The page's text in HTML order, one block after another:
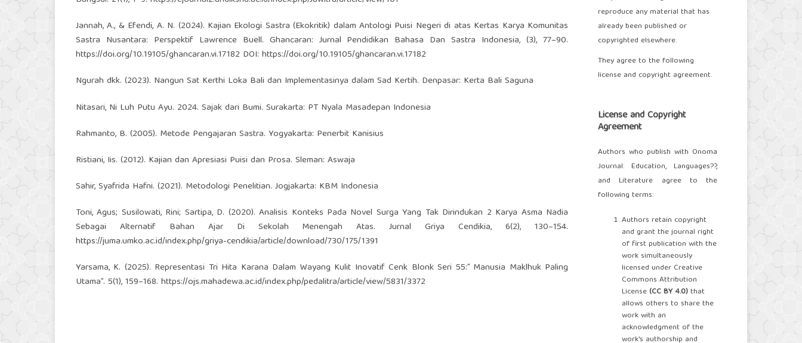
Jannah, A., & Efendi, A. N. (2024). Kajian Ekologi Sastra (Ekokritik) dalam Antologi Puisi Negeri di atas Kertas Karya Komunitas
Sastra Nusantara: Perspektif Lawrence Buell. Ghancaran: Jurnal Pendidikan Bahasa Dan Sastra Indonesia, (3), 77–90.
https://doi.org/10.19105/ghancaran.vi.17182 DOI: https://doi.org/10.19105/ghancaran.vi.17182
Ngurah dkk. (2023). Nangun Sat Kerthi Loka Bali dan Implementasinya dalam Sad Kertih. Denpasar: Kerta Bali Saguna
Nitasari, Ni Luh Putu Ayu. 2024. Sajak dari Bumi. Surakarta: PT Nyala Masadepan Indonesia
Rahmanto, B. (2005). Metode Pengajaran Sastra. Yogyakarta: Penerbit Kanisius
Ristiani, Iis. (2012). Kajian dan Apresiasi Puisi dan Prosa. Sleman: Aswaja
Sahir, Syafrida Hafni. (2021). Metodologi Penelitian. Jogjakarta: KBM Indonesia
Toni, Agus; Susilowati, Rini; Sartipa, D. (2020). Analisis Konteks Pada Novel Surga Yang Tak Dirindukan 2 Karya Asma Nadia
Sebagai Alternatif Bahan Ajar Di Sekolah Menengah Atas. Jurnal Griya Cendikia, 6(2), 130–154.
https://juma.umko.ac.id/index.php/griya-cendikia/article/download/730/175/1391
Yarsama, K. (2025). Representasi Tri Hita Karana Dalam Wayang Kulit Inovatif Cenk Blonk Seri 55:” Manusia Maklhuk Paling
Utama”. 5(1), 159–168. https://ojs.mahadewa.ac.id/index.php/pedalitra/article/view/5831/3372
reproduce any material that has
already been published or
copyrighted elsewhere.
They agree to the following
license and copyright agreement.
License and Copyright
Agreement
Authors who publish with Onoma
Journal: Education, Languages??,
and Literature agree to the
following terms:
Authors retain copyright
and grant the journal right
of first publication with the
work simultaneously
licensed under Creative
Commons Attribution
License (CC BY 4.0)that
allows others to share the
work with an
acknowledgment of the
work's authorship and